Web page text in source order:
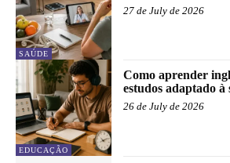
SAÚDE
27 de July de 2026
EDUCAÇÃO
Como aprender
estudos adaptado à
26 de July de 2026